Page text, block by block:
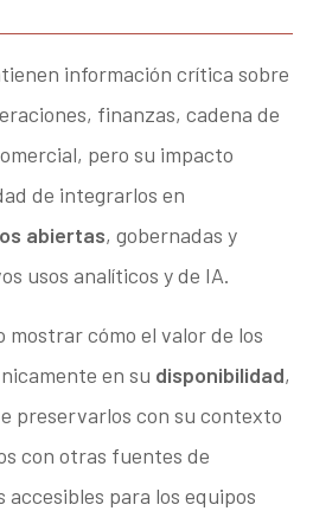
información crítica sobre
finanzas, cadena de
pero su impacto
de integrarlos en
abiertas, gobernadas y
usos analíticos y de IA.
mostrar cómo el valor de los
en su disponibilidad,
preservarlos con su contexto
con otras fuentes de
para los equipos